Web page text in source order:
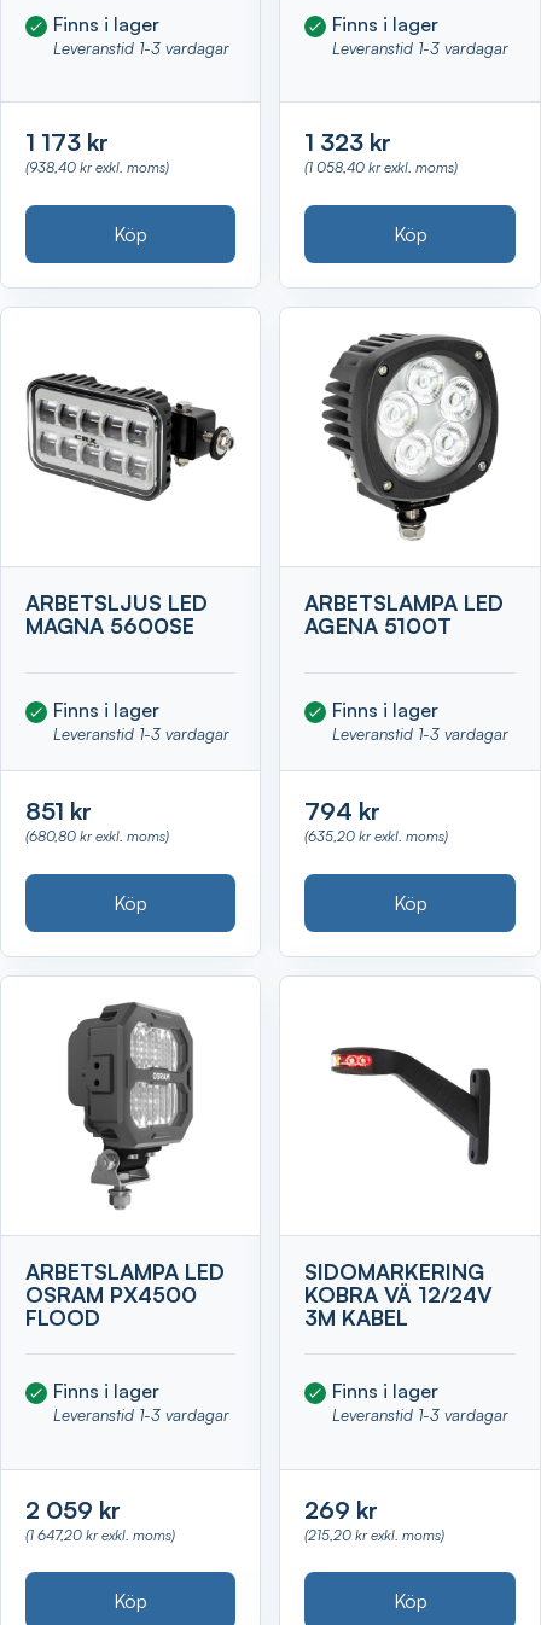
Finns i lager
Leveranstid 1-3 vardagar
1 173 kr
(938,40 kr exkl. moms)
Köp
Finns i lager
Leveranstid 1-3 vardagar
1 323 kr
(1 058,40 kr exkl. moms)
Köp
ARBETSLJUS LED
MAGNA 5600SE
Finns i lager
Leveranstid 1-3 vardagar
851 kr
(680,80 kr exkl. moms)
Köp
ARBETSLAMPA LED
AGENA 5100T
Finns i lager
Leveranstid 1-3 vardagar
794 kr
(635,20 kr exkl. moms)
Köp
ARBETSLAMPA LED
OSRAM PX4500
FLOOD
Finns i lager
Leveranstid 1-3 vardagar
2 059 kr
(1 647,20 kr exkl. moms)
Köp
SIDOMARKERING
KOBRA VÄ 12/24V
3M KABEL
Finns i lager
Leveranstid 1-3 vardagar
269 kr
(215,20 kr exkl. moms)
Köp